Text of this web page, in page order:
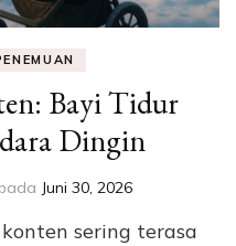
Bayi Tidur
Dingin
pada Juni 30, 2026
sering terasa